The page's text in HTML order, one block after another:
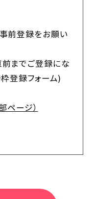
前登録をお願い
前までご登録にな
登録フォーム)
ページ）